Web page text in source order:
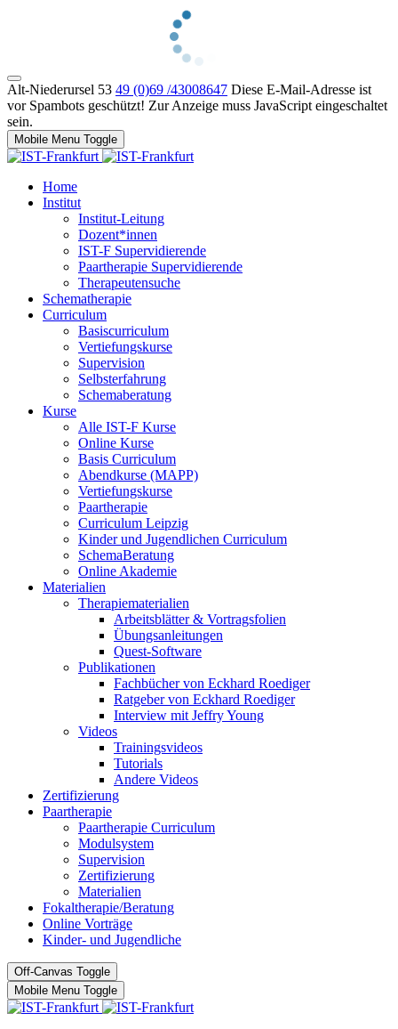
Alt-Niederursel 53 49 (0)69 /43008647 Diese E-Mail-Adresse ist
vor Spambots geschützt! Zur Anzeige muss JavaScript eingeschaltet
sein.
Mobile Menu Toggle
Home
Institut
Institut-Leitung
Dozent*innen
IST-F Supervidierende
Paartherapie Supervidierende
Therapeutensuche
Schematherapie
Curriculum
Basiscurriculum
Vertiefungskurse
Supervision
Selbsterfahrung
Schemaberatung
Kurse
Alle IST-F Kurse
Online Kurse
Basis Curriculum
Abendkurse (MAPP)
Vertiefungskurse
Paartherapie
Curriculum Leipzig
Kinder und Jugendlichen Curriculum
SchemaBeratung
Online Akademie
Materialien
Therapiematerialien
Arbeitsblätter & Vortragsfolien
Übungsanleitungen
Quest-Software
Publikationen
Fachbücher von Eckhard Roediger
Ratgeber von Eckhard Roediger
Interview mit Jeffry Young
Videos
Trainingsvideos
Tutorials
Andere Videos
Zertifizierung
Paartherapie
Paartherapie Curriculum
Modulsystem
Supervision
Zertifizierung
Materialien
Fokaltherapie/Beratung
Online Vorträge
Kinder- und Jugendliche
Off-Canvas Toggle
Mobile Menu Toggle